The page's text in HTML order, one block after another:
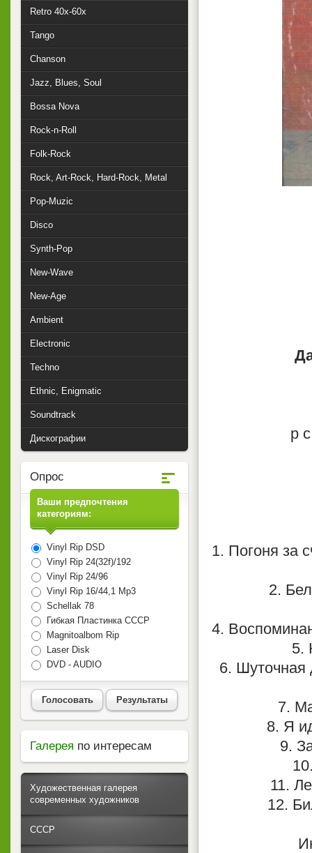
p
1. Погоня за
2.
4.
5.
6. Шуточная
7.
8. Я
9.
11.
12.
Retro 40x-60x
Tango
Chanson
Jazz, Blues, Soul
Bossa Nova
Rock-n-Roll
Folk-Rock
Rock, Art-Rock, Hard-Rock, Metal
Pop-Muzic
Disco
Synth-Pop
New-Wave
New-Age
Ambient
Electronic
Techno
Ethnic, Enigmatic
Soundtrack
Дискографии
Опрос
Ваши предпочтения
категориям:
Vinyl Rip DSD
Vinyl Rip 24(32f)/192
Vinyl Rip 24/96
Vinyl Rip 16/44,1 Mp3
Schellak 78
Гибкая Пластинка СССР
Magnitoalbom Rip
Laser Disk
DVD - AUDIO
Голосовать Результаты
Галерея по интересам
Художественная галерея
современных художников
СССР